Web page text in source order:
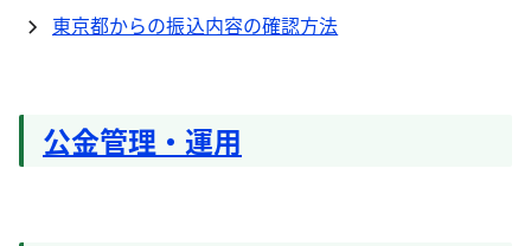
東京都からの振込内容の確認方法
公金管理・運用